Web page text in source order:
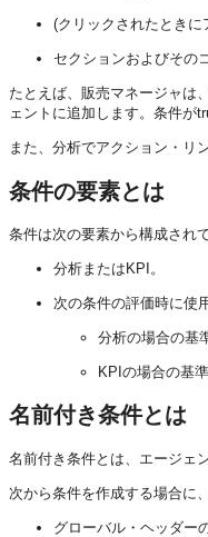
(クリックされたときに
セクションおよびその
たとえば、販売マネージャは
ェントに追加します。条件が
また、分析でアクション・リ
条件の要素とは
条件は次の要素から構成され
分析またはKPI。
次の条件の評価時に使
分析の場合の基
KPIの場合の基
名前付き条件とは
名前付き条件とは、エージェ
次から条件を作成する場合に
グローバル・ヘッダー